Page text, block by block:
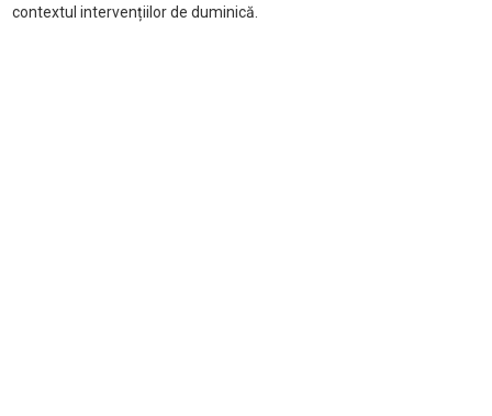
contextul intervențiilor de duminică.